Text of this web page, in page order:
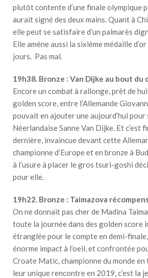
plutôt contente d’une finale olympique
aurait signé des deux mains. Quant à
elle peut se satisfaire d’un palmarès
Elle amène aussi la sixième médaille
jours. Pas mal.
19h38. Bronze : Van Dijke au bout du
Encore un combat à rallonge, prêt de
golden score, entre l’Allemande
pouvait en ajouter une aujourd’hui pour
Néerlandaise Sanne Van Dijke. Et c’est
dernière, invaincue devant cette
championne d’Europe et en bronze à
à l’usure à placer le gros tsuri-goshi
pour elle.
19h22. Bronze : Taimazova
On ne donnait pas cher de Madina
toute la journée dans des golden score
étranglée pour le compte en demi-
énorme impact à l’oeil, et confrontée
Croate Matic, championne du monde
leur unique rencontre en 2019, c’est la